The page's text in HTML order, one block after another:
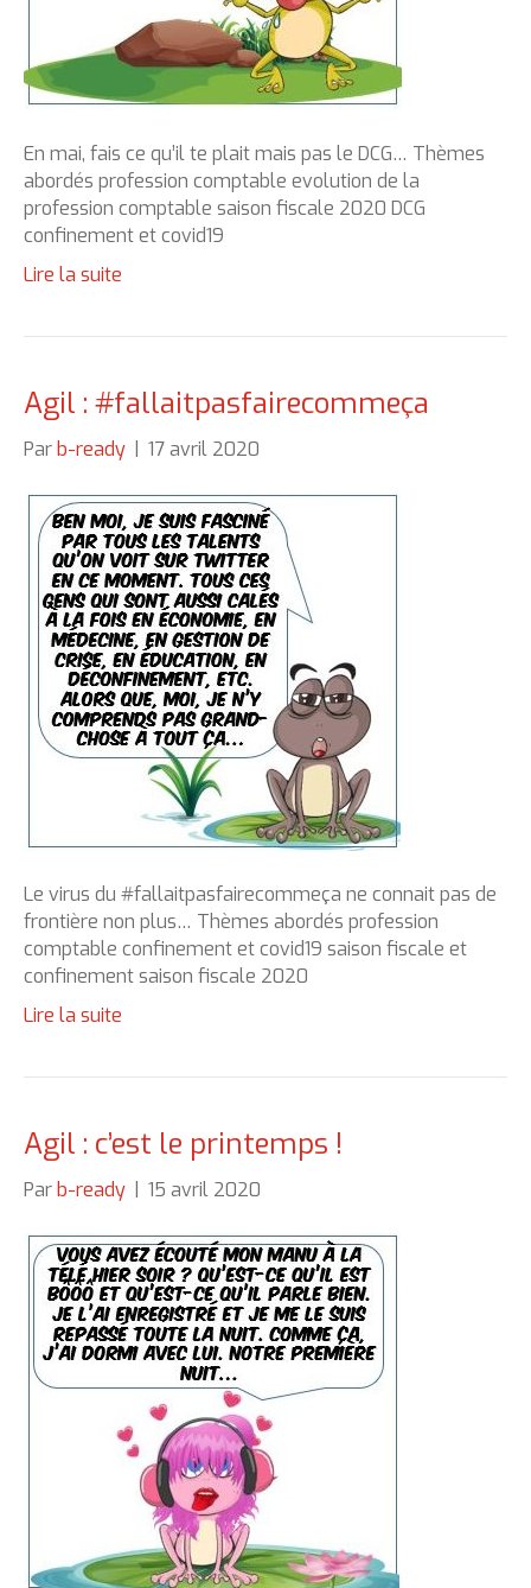
En mai, fais ce qu’il te plait mais pas le DCG… Thèmes
abordés profession comptable evolution de la
profession comptable saison fiscale 2020 DCG
confinement et covid19
Lire la suite
Agil : #fallaitpasfairecommeça
Par b-ready 17 avril 2020
Le virus du #fallaitpasfairecommeça ne connait pas de
frontière non plus… Thèmes abordés profession
comptable confinement et covid19 saison fiscale et
confinement saison fiscale 2020
Lire la suite
Agil : c’est le printemps !
Par b-ready 15 avril 2020